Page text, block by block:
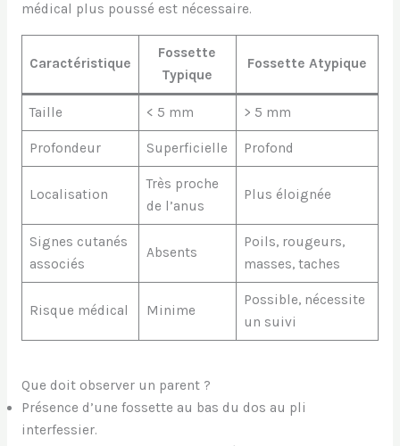
médical plus poussé est nécessaire.
Caractéristique
Fossette
Typique
Fossette Atypique
Taille < 5 mm > 5 mm
Profondeur Superficielle Profond
Localisation
Très proche
de l’anus
Plus éloignée
Signes cutanés
associés
Absents
Poils, rougeurs,
masses, taches
Risque médical Minime
Possible, nécessite
un suivi
Que doit observer un parent ?
Présence d’une fossette au bas du dos au pli
interfessier.